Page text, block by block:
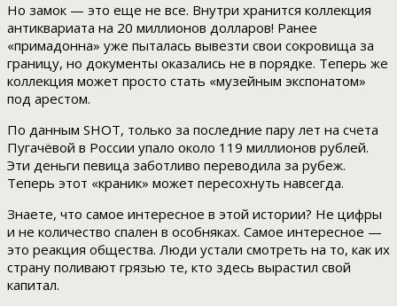
Но замок — это еще не все. Внутри хранится коллекция
антиквариата на 20 миллионов долларов! Ранее
«примадонна» уже пыталась вывезти свои сокровища за
границу, но документы оказались не в порядке. Теперь же
коллекция может просто стать «музейным экспонатом»
под арестом.
По данным SHOT, только за последние пару лет на счета
Пугачёвой в России упало около 119 миллионов рублей.
Эти деньги певица заботливо переводила за рубеж.
Теперь этот «краник» может пересохнуть навсегда.
Знаете, что самое интересное в этой истории? Не цифры
и не количество спален в особняках. Самое интересное —
это реакция общества. Люди устали смотреть на то, как их
страну поливают грязью те, кто здесь вырастил свой
капитал.